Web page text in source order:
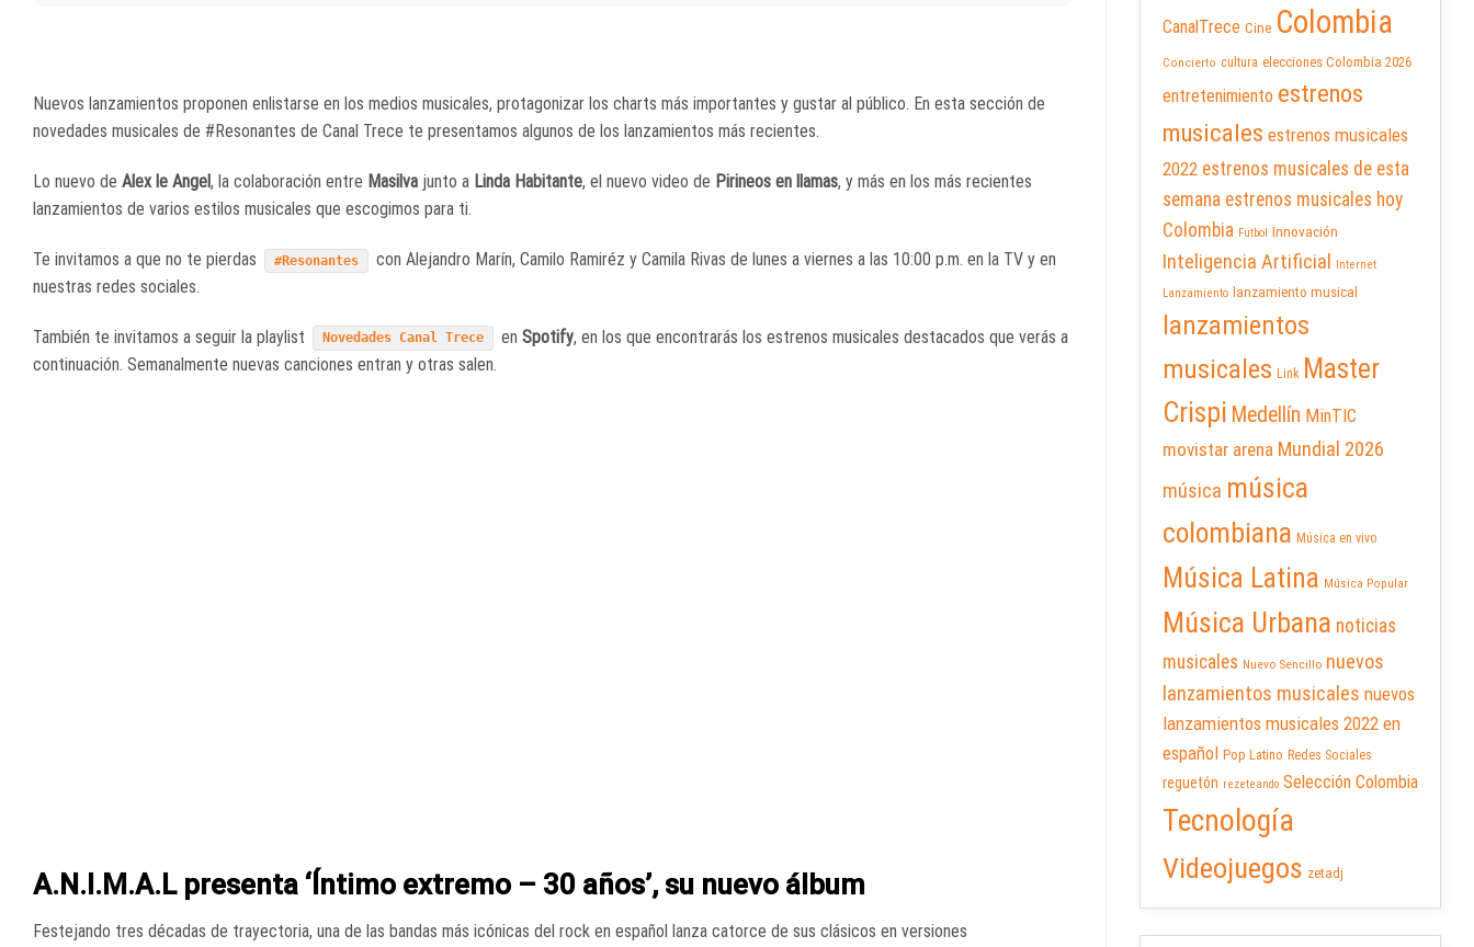
Nuevos lanzamientos proponen enlistarse en los medios musicales, protagonizar los charts más importantes y gustar al público. En esta sección de
novedades musicales de #Resonantes de Canal Trece te presentamos algunos de los lanzamientos más recientes.
Lo nuevo de Alex le Angel, la colaboración entre Masilva junto a Linda Habitante, el nuevo video de Pirineos en llamas, y más en los más recientes
lanzamientos de varios estilos musicales que escogimos para ti.
Te invitamos a que no te pierdas #Resonantes
con Alejandro Marín, Camilo Ramiréz y Camila Rivas de lunes a viernes a las 10:00 p.m. en la TV y en
nuestras redes sociales.
También te invitamos a seguir la playlist Novedades Canal Trece enSpotify, en los que encontrarás los estrenos musicales destacados que verás a
continuación. Semanalmente nuevas canciones entran y otras salen.
A.N.I.M.A.L presenta ‘Íntimo extremo – 30 años’, su nuevo álbum
Festejando tres décadas de trayectoria, una de las bandas más icónicas del rock en español lanza catorce de sus clásicos en versiones
CanalTrece Cine Colombia
Concierto cultura elecciones Colombia 2026
entretenimiento estrenos
musicales estrenos musicales
2022 estrenos musicales de esta
semana estrenos musicales hoy
Colombia Futbol Innovación
Inteligencia Artificial
Internet
Lanzamiento
lanzamiento musical
lanzamientos
musicales Link Master
Crispi Medellín MinTIC
movistar arena Mundial 2026
música música
colombiana Música en vivo
Música Latina Música Popular
Música Urbana noticias
musicales Nuevo Sencillo nuevos
lanzamientos musicales nuevos
lanzamientos musicales 2022 en
español Pop Latino Redes Sociales
reguetón rezeteando Selección Colombia
Tecnología
Videojuegos zetadj